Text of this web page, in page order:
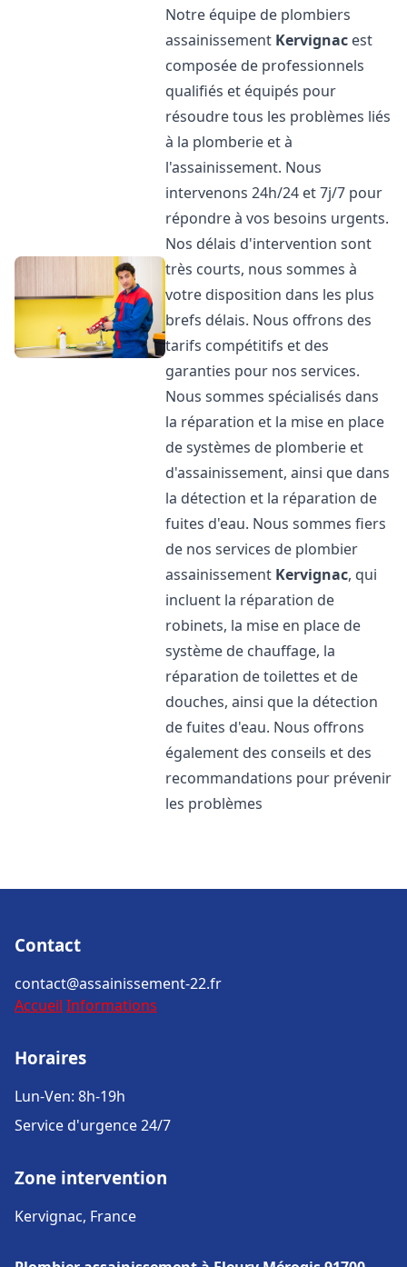
Notre équipe de plombiers
assainissement Kervignac est
composée de professionnels
qualifiés et équipés pour
résoudre tous les problèmes liés
à la plomberie et à
l'assainissement. Nous
intervenons 24h/24 et 7j/7 pour
répondre à vos besoins urgents.
Nos délais d'intervention sont
très courts, nous sommes à
votre disposition dans les plus
brefs délais. Nous offrons des
tarifs compétitifs et des
garanties pour nos services.
Nous sommes spécialisés dans
la réparation et la mise en place
de systèmes de plomberie et
d'assainissement, ainsi que dans
la détection et la réparation de
fuites d'eau. Nous sommes fiers
de nos services de plombier
assainissement Kervignac, qui
incluent la réparation de
robinets, la mise en place de
système de chauffage, la
réparation de toilettes et de
douches, ainsi que la détection
de fuites d'eau. Nous offrons
également des conseils et des
recommandations pour prévenir
les problèmes
Contact
contact@assainissement-22.fr
Accueil Informations
Horaires
Lun-Ven: 8h-19h
Service d'urgence 24/7
Zone intervention
Kervignac, France